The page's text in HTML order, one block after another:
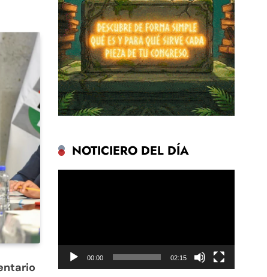
NOTICIERO DEL DÍA
00:00 02:15